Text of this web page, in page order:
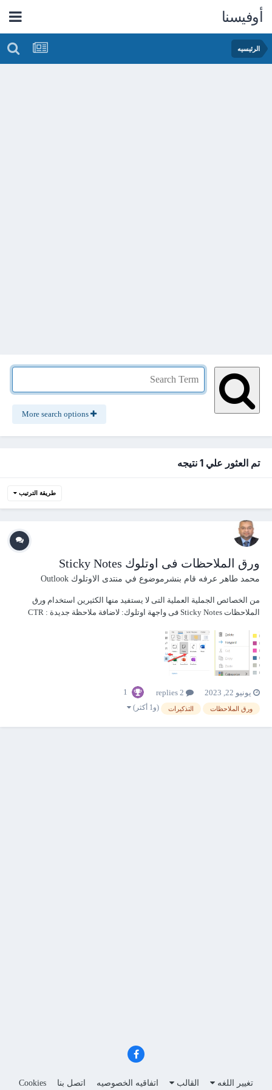
أوفيسنا
الرئيسيه
تم العثور علي 1 نتيجه
طريقة الترتيب
ورق الملاحظات فى اوتلوك Sticky Notes
محمد طاهر عرفه قام بنشرموضوع في منتدى الاوتلوك Outlook
من الخصائص الجملية العملية التى لا يستفيد منها الكثيرين استخدام ورق
الملاحظات Sticky Notes فى واجهة اوتلوك: لاضافة ملاحظة جديدة : CTR
تصنيفها بحسب المجموعات و حفظها كما يمكنك استرجاع الملاحظات ال...
يونيو 22, 2023 1
ورق الملاحظات التذكيرات (و1 أكثر)
تغيير اللغه القالب اتفاقيه الخصوصيه اتصل بنا Cookies